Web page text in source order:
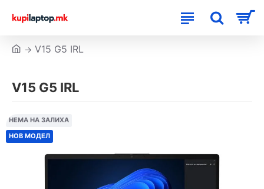
V15 G5 IRL
V15 G5 IRL
НОВ МОДЕЛ
НЕМА НА ЗАЛИХА